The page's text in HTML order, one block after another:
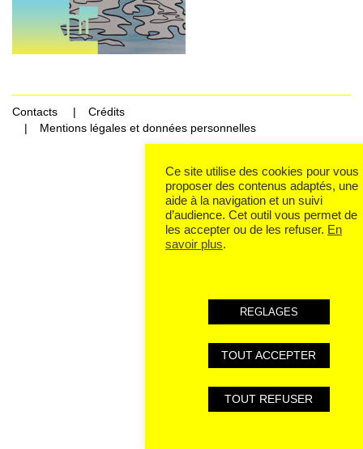
Contacts
Crédits
Mentions légales et données personnelles
Ce site utilise des cookies pour vous
proposer des contenus adaptés, une
aide à la navigation et un suivi
d’audience. Cet outil vous permet de
les accepter ou de les refuser. En
savoir plus.
REGLAGES
TOUT ACCEPTER
TOUT REFUSER